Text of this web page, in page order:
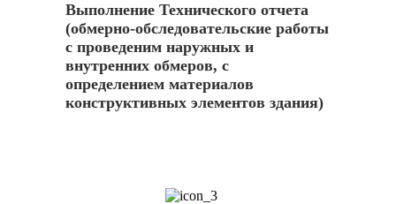
Выполнение Технического отчета
(обмерно-обследовательские работы
с проведеним наружных и
внутренних обмеров, с
определением материалов
конструктивных элементов здания)